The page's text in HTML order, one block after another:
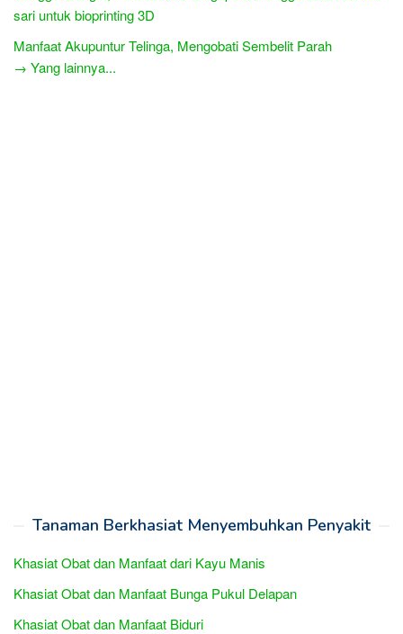
sari untuk bioprinting 3D
Manfaat Akupuntur Telinga, Mengobati Sembelit Parah
→ Yang lainnya...
Tanaman Berkhasiat Menyembuhkan Penyakit
Khasiat Obat dan Manfaat dari Kayu Manis
Khasiat Obat dan Manfaat Bunga Pukul Delapan
Khasiat Obat dan Manfaat Biduri